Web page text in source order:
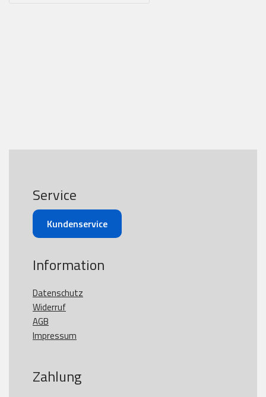
Service
Kundenservice
Information
Datenschutz
Widerruf
AGB
Impressum
Zahlung